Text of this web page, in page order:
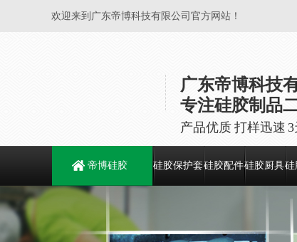
欢迎来到广东帝博科技有限公司官方网站！
广东帝博科技
专注硅胶制品
产品优质 打样迅速
帝博硅胶 硅胶保护套硅胶配件硅胶厨具硅